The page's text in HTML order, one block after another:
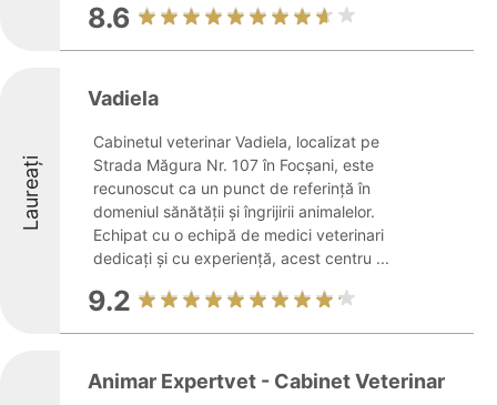
8.6
Laureați
Vadiela
Cabinetul veterinar Vadiela, localizat pe
Strada Măgura Nr. 107 în Focșani, este
recunoscut ca un punct de referință în
domeniul sănătății și îngrijirii animalelor.
Echipat cu o echipă de medici veterinari
dedicați și cu experiență, acest centru ...
9.2
Animar Expertvet - Cabinet Veterinar